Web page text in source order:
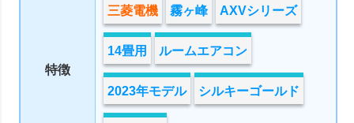
特徴
三菱電機 霧ヶ峰 AXVシリーズ
14畳用 ルームエアコン
2023年モデル シルキーゴールド